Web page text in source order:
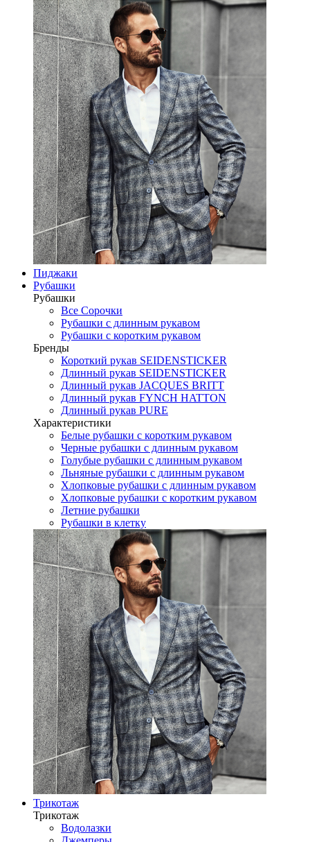
Пиджаки
Рубашки
Рубашки
Все Сорочки
Рубашки с длинным рукавом
Рубашки с коротким рукавом
Бренды
Короткий рукав SEIDENSTICKER
Длинный рукав SEIDENSTICKER
Длинный рукав JAСQUES BRITT
Длинный рукав FYNCH HATTON
Длинный рукав PURE
Характеристики
Белые рубашки с коротким рукавом
Черные рубашки с длинным рукавом
Голубые рубашки с длинным рукавом
Льняные рубашки с длинным рукавом
Хлопковые рубашки с длинным рукавом
Хлопковые рубашки с коротким рукавом
Летние рубашки
Рубашки в клетку
Трикотаж
Трикотаж
Водолазки